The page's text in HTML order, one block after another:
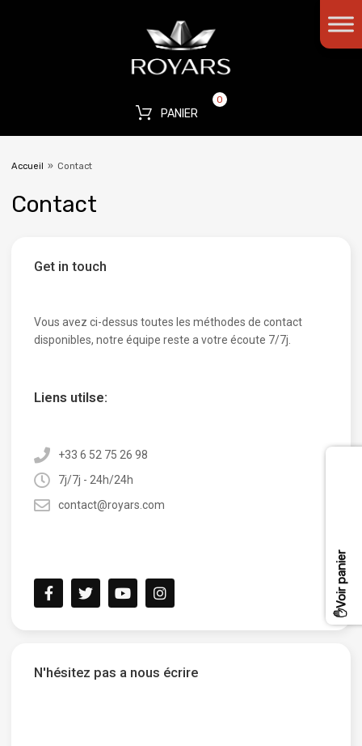
PANIER
0
Accueil » Contact
Contact
Get in touch
Vous avez ci-dessus toutes les méthodes de contact
disponibles, notre équipe reste a votre écoute 7/7j.
Liens utilse:
+33 6 52 75 26 98
7j/7j - 24h/24h
contact@royars.com​
N'hésitez pas a nous écrire